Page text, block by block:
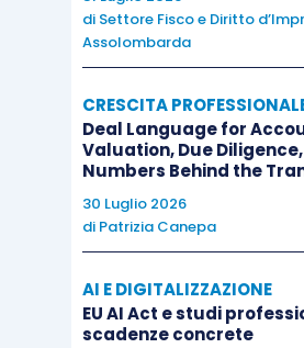
di Settore Fisco e Diritto
Assolombarda
CRESCITA
Deal Language for
Valuation, Due
Numbers Behind the
30 Luglio 2026
di Patrizia Canepa
AI E DIGITALIZZAZIONE
EU AI Act e studi
scadenze concrete